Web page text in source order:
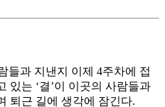
들과 지낸지 이제 4주차에 접
있는 ‘결’이 이곳의 사람들과
퇴근 길에 생각에 잠긴다.